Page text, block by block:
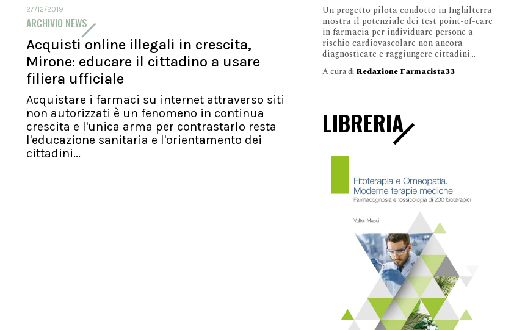
27/12/2019
ARCHIVIO NEWS
Acquisti online illegali in crescita,
Mirone: educare il cittadino a usare
filiera ufficiale
Acquistare i farmaci su internet attraverso siti
non autorizzati è un fenomeno in continua
crescita e l'unica arma per contrastarlo resta
l'educazione sanitaria e l'orientamento dei
cittadini...
Un progetto pilota condotto in Inghilterra
mostra il potenziale dei test point-of-care
in farmacia per individuare persone a
rischio cardiovascolare non ancora
diagnosticate e raggiungere cittadini...
A cura di Redazione Farmacista33
LIBRERIA